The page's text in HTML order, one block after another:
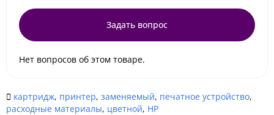
Задать вопрос
Нет вопросов об этом товаре.
картридж, принтер, заменяемый, печатное устройство,
расходные материалы, цветной, HP